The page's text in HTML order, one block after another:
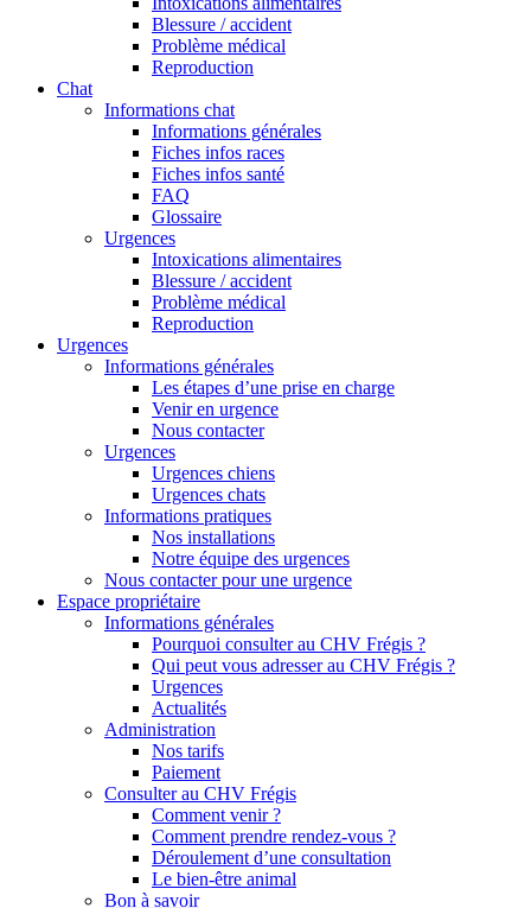
Blessure / accident
Problème médical
Reproduction
Chat
Informations chat
Informations générales
Fiches infos races
Fiches infos santé
FAQ
Glossaire
Urgences
Intoxications alimentaires
Blessure / accident
Problème médical
Reproduction
Urgences
Informations générales
Les étapes d’une prise en charge
Venir en urgence
Nous contacter
Urgences
Urgences chiens
Urgences chats
Informations pratiques
Nos installations
Notre équipe des urgences
Nous contacter pour une urgence
Espace propriétaire
Informations générales
Pourquoi consulter au CHV Frégis ?
Qui peut vous adresser au CHV Frégis ?
Urgences
Actualités
Administration
Nos tarifs
Paiement
Consulter au CHV Frégis
Comment venir ?
Comment prendre rendez-vous ?
Déroulement d’une consultation
Le bien-être animal
Bon à savoir